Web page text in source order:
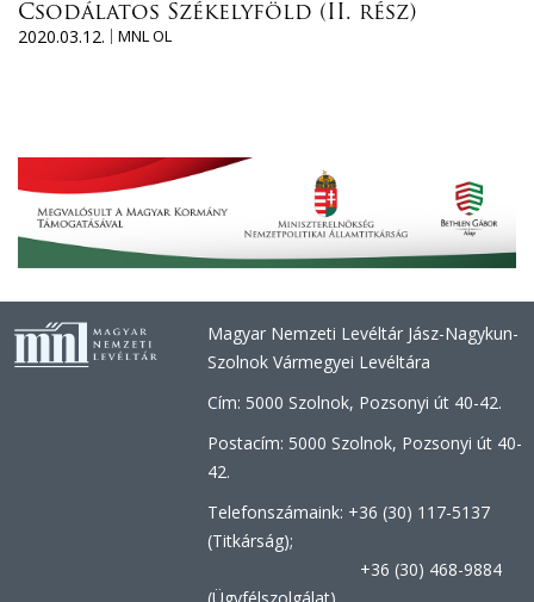
Csodálatos Székelyföld (II. rész)
2020.03.12.
MNL OL
Magyar Nemzeti Levéltár Jász-Nagykun-
Szolnok Vármegyei Levéltára
Cím: 5000 Szolnok, Pozsonyi út 40-42.
Postacím: 5000 Szolnok, Pozsonyi út 40-
42.
Telefonszámaink: +36 (30) 117-5137
(Titkárság);
+36 (30) 468-9884